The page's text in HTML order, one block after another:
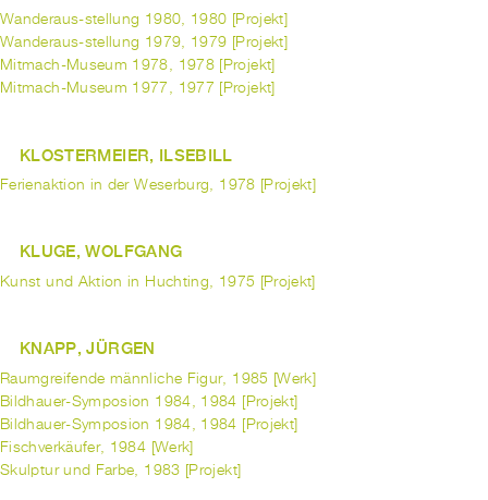
Wanderaus-stellung 1980, 1980 [Projekt]
Wanderaus-stellung 1979, 1979 [Projekt]
Mitmach-Museum 1978, 1978 [Projekt]
Mitmach-Museum 1977, 1977 [Projekt]
KLOSTERMEIER, ILSEBILL
Ferienaktion in der Weserburg, 1978 [Projekt]
KLUGE, WOLFGANG
Kunst und Aktion in Huchting, 1975 [Projekt]
KNAPP, JÜRGEN
Raumgreifende männliche Figur, 1985 [Werk]
Bildhauer-Symposion 1984, 1984 [Projekt]
Bildhauer-Symposion 1984, 1984 [Projekt]
Fischverkäufer, 1984 [Werk]
Skulptur und Farbe, 1983 [Projekt]